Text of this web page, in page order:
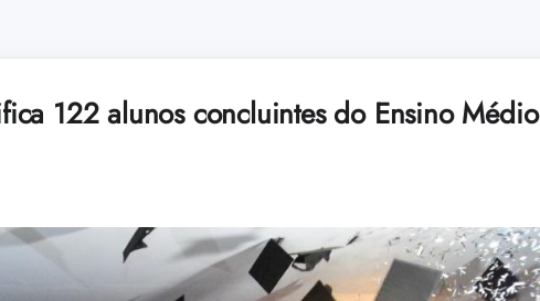
122 alunos concluintes do Ensino Médio